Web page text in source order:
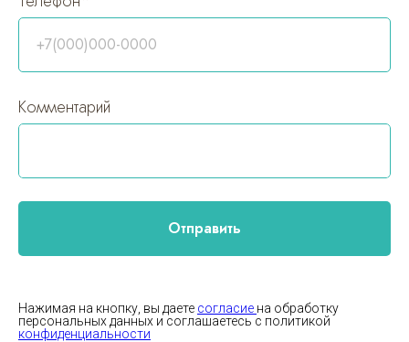
+7(000)000-0000
Комментарий
Отправить
Нажимая на кнопку, вы даете согласие на обработку
персональных данных и соглашаетесь c политикой
конфиденциальности